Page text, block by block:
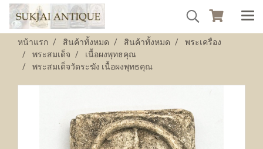
หน้าแรก สินค้าทั้งหมด สินค้าทั้งหมด
พระเครื่อง
พระสมเด็จ
เนื้อผงพุทธคุณ
พระสมเด็จวัดระฆัง เนื้อผงพุทธคุณ